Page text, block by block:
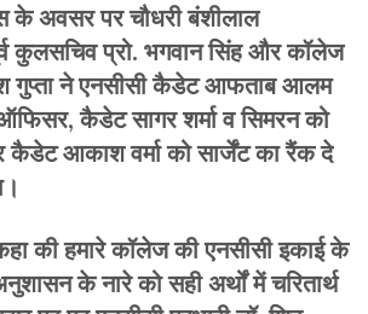
के अवसर पर चौधरी बंशीलाल
कुलसचिव प्रो. भगवान सिंह और कॉलेज
गुप्ता ने एनसीसी कैडेट आफताब आलम
कैडेट सागर शर्मा व सिमरन को
आकाश वर्मा को सार्जेंट का रैंक दे
की हमारे कॉलेज की एनसीसी इकाई के
के नारे को सही अर्थों में चरितार्थ